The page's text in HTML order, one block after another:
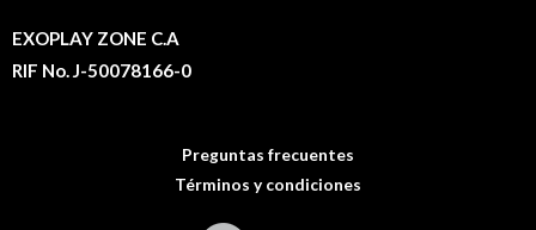
EXOPLAY ZONE C.A
RIF No. J-50078166-0
Preguntas frecuentes
Términos y condiciones